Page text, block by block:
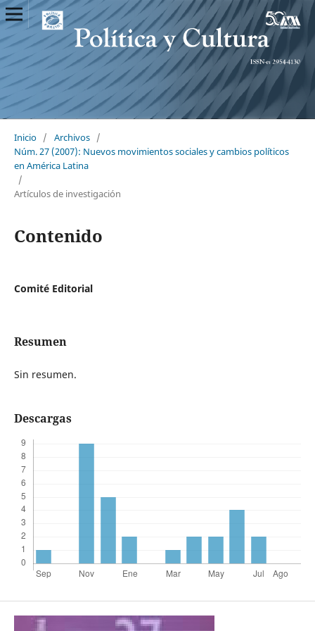
Inicio / Archivos /
Núm. 27 (2007): Nuevos movimientos sociales y cambios políticos
en América Latina
/
Artículos de investigación
Contenido
Comité Editorial
Resumen
Sin resumen.
Descargas